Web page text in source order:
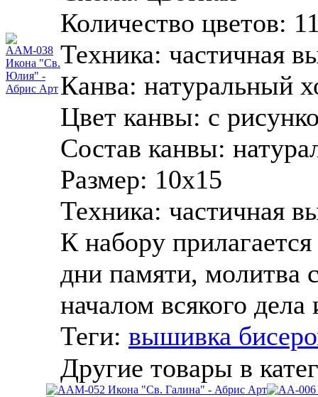
Количество цветов:
Техника: частичная
Канва: натуральный
Цвет канвы: с
Состав канвы:
Размер: 10х15
Техника: частичная
К набору
дни памяти, молитва
началом всякого
Теги: вышивка
Другие товары в